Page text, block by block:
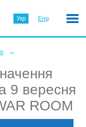
Укр Eng
←
9 вересня
ROOM